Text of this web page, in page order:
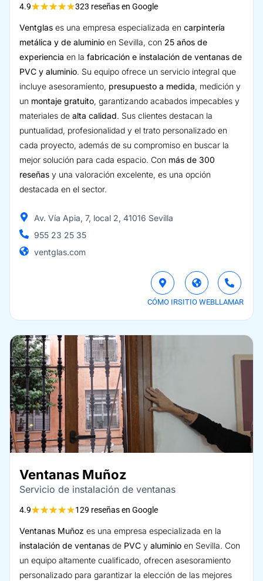
4.9★★★★★323 reseñas en Google
Ventglas es una empresa especializada en carpintería
metálica y de aluminio en Sevilla, con 25 años de
experiencia en la fabricación e instalación de ventanas de
PVC y aluminio. Su equipo ofrece un servicio integral que
incluye asesoramiento, presupuesto a medida, medición y
un montaje gratuito, garantizando acabados impecables y
materiales de alta calidad. Sus clientes destacan la
puntualidad, profesionalidad y el trato personalizado en
cada proyecto, además de su compromiso en buscar la
mejor solución para cada espacio. Con más de 300
reseñas y una valoración excelente, es una opción
destacada en el sector.
Av. Vía Apia, 7, local 2, 41016 Sevilla
955 23 25 35
ventglas.com
CÓMO IRSITIO WEBLLAMAR
Ventanas Muñoz
Servicio de instalación de ventanas
4.9★★★★★129 reseñas en Google
Ventanas Muñoz es una empresa especializada en la
instalación de ventanas de PVC y aluminio en Sevilla. Con
un equipo altamente cualificado, ofrecen asesoramiento
personalizado para garantizar la elección de las mejores